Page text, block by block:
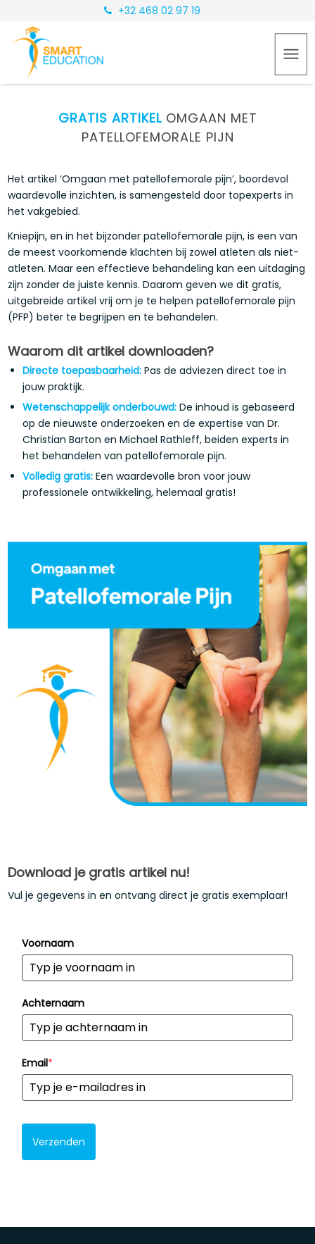
+32 468 02 97 19
GRATIS ARTIKEL OMGAAN MET
PATELLOFEMORALE PIJN
Het artikel ‘Omgaan met patellofemorale pijn’, boordevol
waardevolle inzichten, is samengesteld door topexperts in
het vakgebied.
Kniepijn, en in het bijzonder patellofemorale pijn, is een van
de meest voorkomende klachten bij zowel atleten als niet-
atleten. Maar een effectieve behandeling kan een uitdaging
zijn zonder de juiste kennis. Daarom geven we dit gratis,
uitgebreide artikel vrij om je te helpen patellofemorale pijn
(PFP) beter te begrijpen en te behandelen.
Waarom dit artikel downloaden?
Directe toepasbaarheid: Pas de adviezen direct toe in
jouw praktijk.
Wetenschappelijk onderbouwd: De inhoud is gebaseerd
op de nieuwste onderzoeken en de expertise van Dr.
Christian Barton en Michael Rathleff, beiden experts in
het behandelen van patellofemorale pijn.
Volledig gratis: Een waardevolle bron voor jouw
professionele ontwikkeling, helemaal gratis!
Download je gratis artikel nu!
Vul je gegevens in en ontvang direct je gratis exemplaar!
Voornaam
Achternaam
Email*
Verzenden